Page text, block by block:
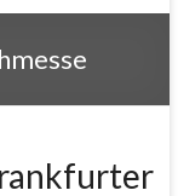
für